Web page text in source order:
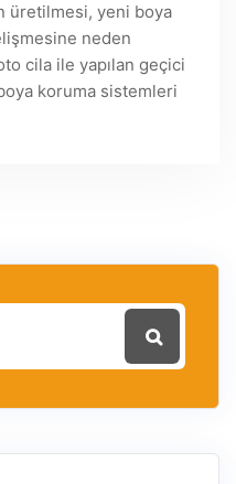
üretilmesi, yeni boya
neden
cila ile yapılan geçici
koruma sistemleri